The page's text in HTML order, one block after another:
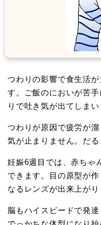
つわりの影響で食生活
す。ご飯のにおいが苦
りで吐き気が出てしまい
つわりが原因で疲労が
気が止まりません。だる
妊娠6週目では、赤ちゃ
できます。目の原型が
なるレンズが出来上がり
脳もハイスピードで発